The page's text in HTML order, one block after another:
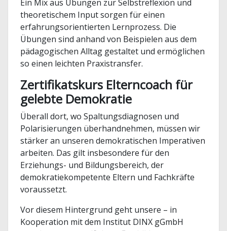
Ein Mix aus Übungen zur Selbstreflexion und
theoretischem Input sorgen für einen
erfahrungsorientierten Lernprozess. Die
Übungen sind anhand von Beispielen aus dem
pädagogischen Alltag gestaltet und ermöglichen
so einen leichten Praxistransfer.
Zertifikatskurs Elterncoach für
gelebte Demokratie
Überall dort, wo Spaltungsdiagnosen und
Polarisierungen überhandnehmen, müssen wir
stärker an unseren demokratischen Imperativen
arbeiten. Das gilt insbesondere für den
Erziehungs- und Bildungsbereich, der
demokratiekompetente Eltern und Fachkräfte
voraussetzt.
Vor diesem Hintergrund geht unsere – in
Kooperation mit dem Institut DINX gGmbH